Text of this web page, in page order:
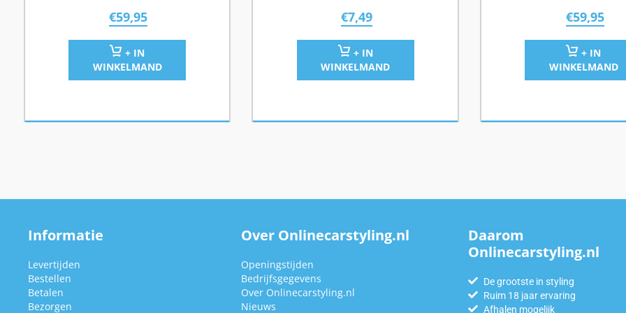
€59,95
+ IN
WINKELMAND
€7,49
+ IN
WINKELMAND
€59,95
+ IN
WINKELMAND
Informatie
Levertijden
Bestellen
Betalen
Bezorgen
Over Onlinecarstyling.nl
Openingstijden
Bedrijfsgegevens
Over Onlinecarstyling.nl
Nieuws
Daarom
Onlinecarstyling.nl
De grootste in styling
Ruim 18 jaar ervaring
Afhalen mogelijk